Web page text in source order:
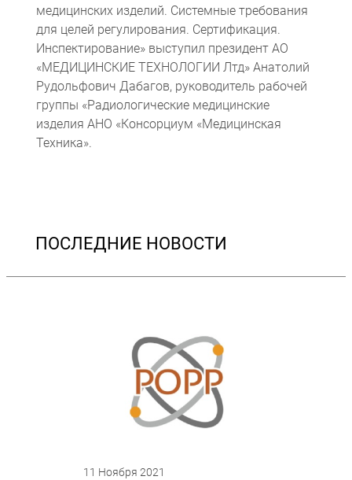
медицинских изделий. Системные требования
для целей регулирования. Сертификация.
Инспектирование» выступил президент АО
«МЕДИЦИНСКИЕ ТЕХНОЛОГИИ Лтд» Анатолий
Рудольфович Дабагов, руководитель рабочей
группы «Радиологические медицинские
изделия АНО «Консорциум «Медицинская
Техника».
ПОСЛЕДНИЕ НОВОСТИ
11 Ноября 2021